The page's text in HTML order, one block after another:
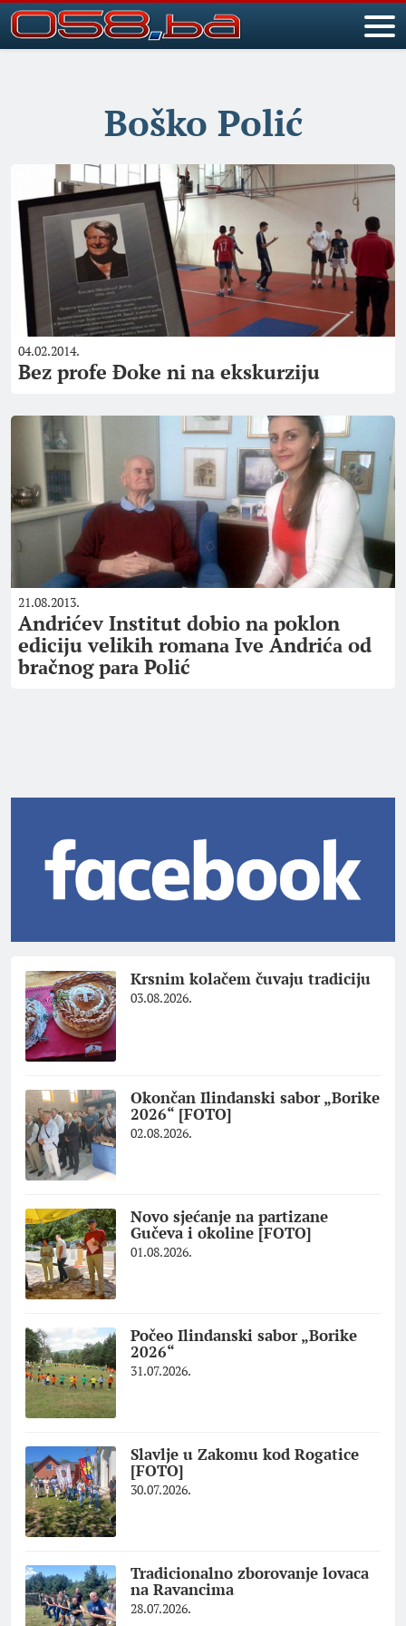
Boško Polić
04.02.2014.
Bez profe Đoke ni na ekskurziju
21.08.2013.
Andrićev Institut dobio nа poklon
ediciju velikih romаnа Ive Andrićа od
brаčnog pаrа Polić
Krsnim kolačem čuvaju tradiciju
03.08.2026.
Okončan Ilindanski sabor „Borike
2026“ [FOTO]
02.08.2026.
Novo sjećanje na partizane
Gučeva i okoline [FOTO]
01.08.2026.
Počeo Ilindanski sabor „Borike
2026“
31.07.2026.
Slavlje u Zakomu kod Rogatice
[FOTO]
30.07.2026.
Tradicionalno zborovanje lovaca
na Ravancima
28.07.2026.